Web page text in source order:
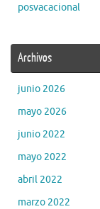
posvacacional
Archivos
junio 2026
mayo 2026
junio 2022
mayo 2022
abril 2022
marzo 2022